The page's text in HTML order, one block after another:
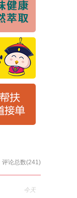
评论总数(241)
今天